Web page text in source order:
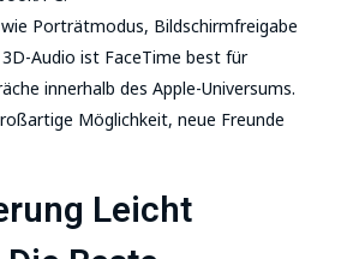
Porträtmodus, Bildschirmfreigabe
3D-Audio ist FaceTime best für
innerhalb des Apple-Universums.
Möglichkeit, neue Freunde
Leicht